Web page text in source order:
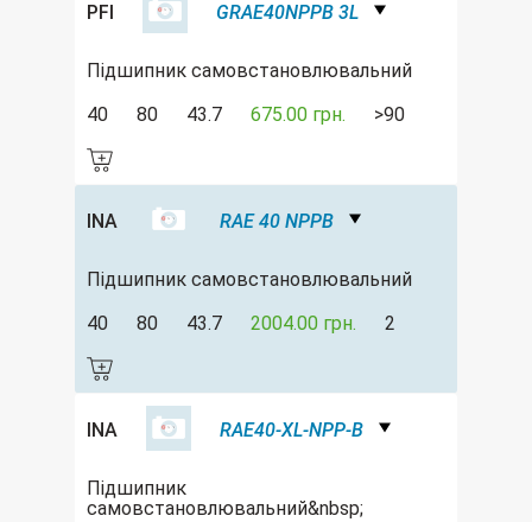
PFI GRAE40NPPB 3L
Підшипник самовстановлювальний
40
80 43.7 675.00 грн. >90
INA RAE 40 NPPB
Підшипник самовстановлювальний
40
80 43.7 2004.00 грн. 2
INA RAE40-XL-NPP-B
Підшипник
самовстановлювальний&nbsp;